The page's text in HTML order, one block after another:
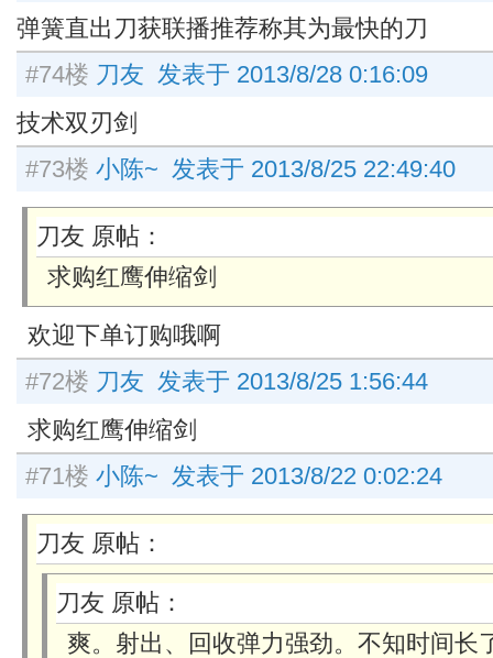
弹簧直出刀获联播推荐称其为最快的刀
#74楼 刀友 发表于 2013/8/28 0:16:09
技术双刃剑
#73楼 小陈~ 发表于 2013/8/25 22:49:40
刀友 原帖：
求购红鹰伸缩剑
欢迎下单订购哦啊
#72楼 刀友 发表于 2013/8/25 1:56:44
求购红鹰伸缩剑
#71楼 小陈~ 发表于 2013/8/22 0:02:24
刀友 原帖：
刀友 原帖：
爽。射出、回收弹力强劲。不知时间长